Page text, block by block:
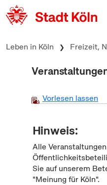
zum Inhalt springen
Leben in Köln Freizeit,
Vorlesen lassen
Hinweis:
Alle
Sie auf unserem
"Meinung für Köln".